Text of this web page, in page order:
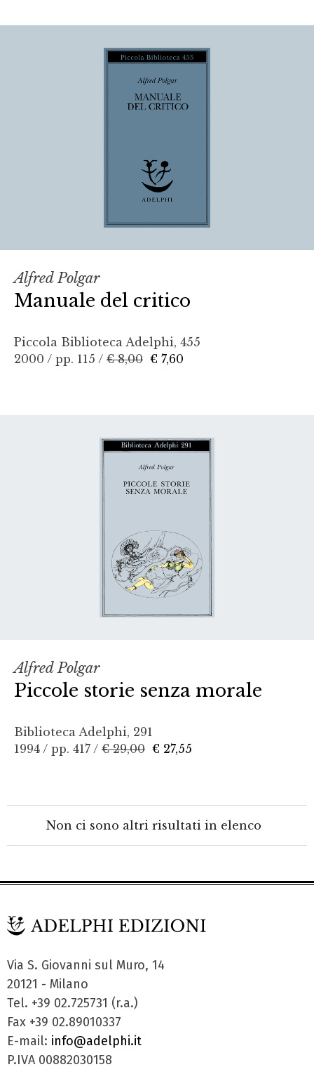
Alfred Polgar
Manuale del critico
Piccola Biblioteca Adelphi, 455
2000 / pp. 115 / € 8,00 € 7,60
Alfred Polgar
Piccole storie senza morale
Biblioteca Adelphi, 291
1994 / pp. 417 / € 29,00 € 27,55
Non ci sono altri risultati in elenco
Via S. Giovanni sul Muro, 14
20121 - Milano
Tel. +39 02.725731 (r.a.)
Fax +39 02.89010337
E-mail: info@adelphi.it
P.IVA 00882030158